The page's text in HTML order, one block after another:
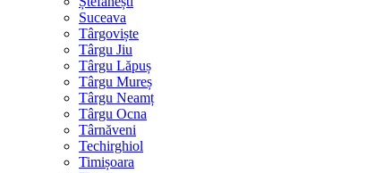
Suceava
Târgoviște
Târgu Jiu
Târgu Lăpuș
Târgu Mureș
Târgu Neamț
Târgu Ocna
Târnăveni
Techirghiol
Timișoara